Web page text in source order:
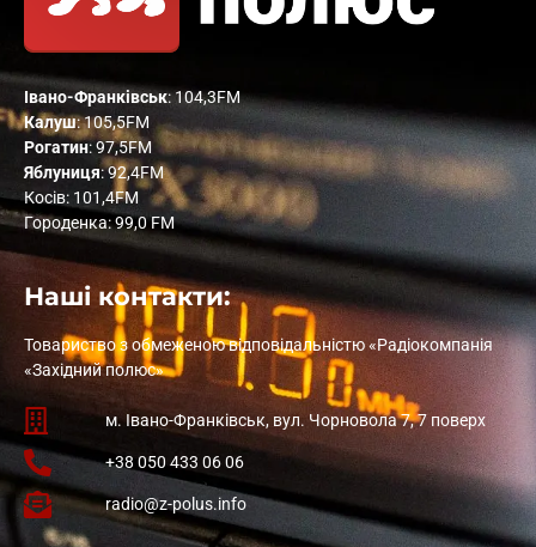
Івано-Франківськ: 104,3FM
Калуш: 105,5FM
Рогатин: 97,5FM
Яблуниця: 92,4FM
Косів: 101,4FM
Городенка: 99,0 FM
Наші контакти:
Товариство з обмеженою відповідальністю «Радіокомпанія
«Західний полюс»
м. Івано-Франківськ, вул. Чорновола 7, 7 поверх
+38 050 433 06 06
radio@z-polus.info